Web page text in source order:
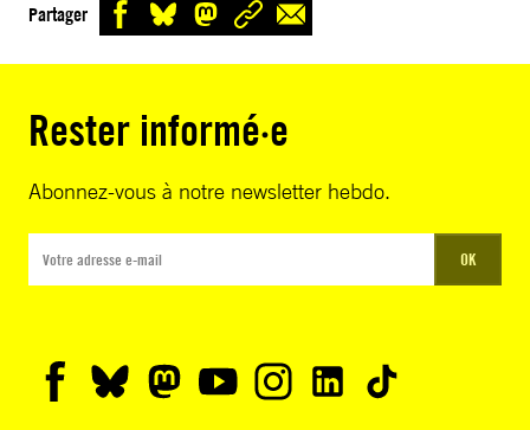
Partager
Rester informé·e
Abonnez-vous à notre newsletter hebdo.
OK